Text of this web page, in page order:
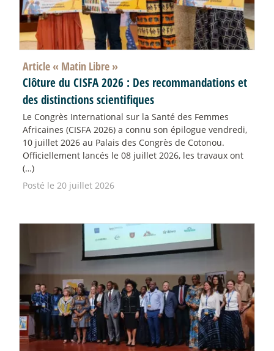
Article « Matin Libre »
Clôture du CISFA 2026 : Des recommandations et
des distinctions scientifiques
Le Congrès International sur la Santé des Femmes
Africaines (CISFA 2026) a connu son épilogue vendredi,
10 juillet 2026 au Palais des Congrès de Cotonou.
Officiellement lancés le 08 juillet 2026, les travaux ont
(…)
Posté le 20 juillet 2026